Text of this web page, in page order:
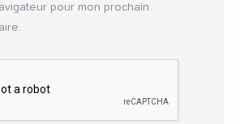
pour mon prochain